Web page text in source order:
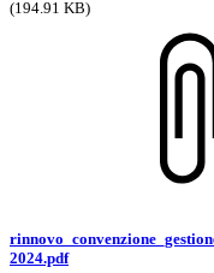
(194.91 KB)
2024.pdf